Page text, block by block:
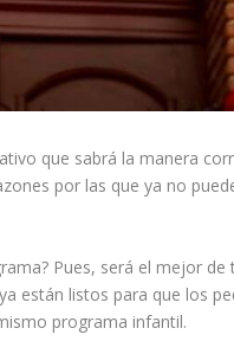
que sabrá la manera
por las que ya no
Pues, será el mejor
están listos para que los
programa infantil.